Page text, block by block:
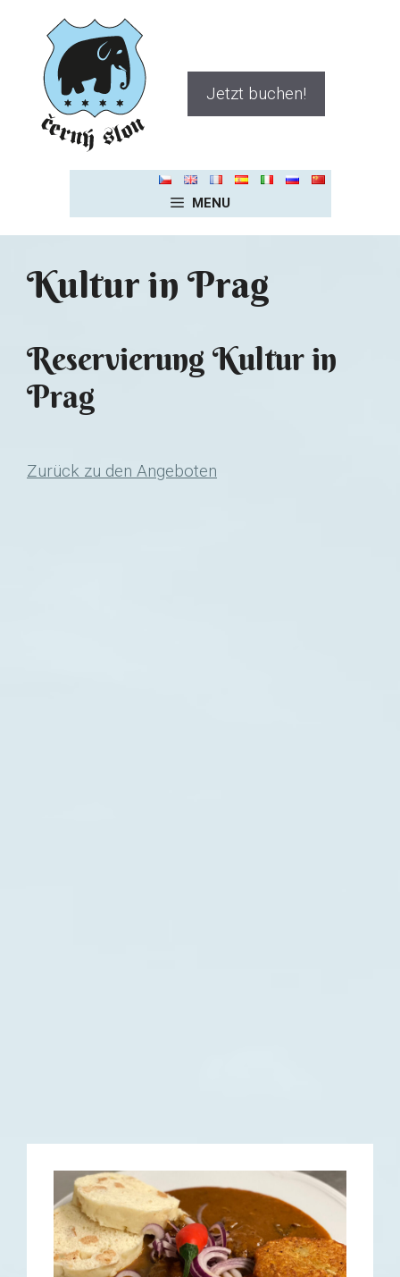
springen
Jetzt buchen!
MENU
Kultur in Prag
Reservierung Kultur in
Prag
Zurück zu den Angeboten